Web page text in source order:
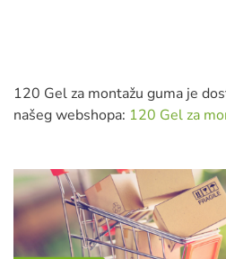
120 Gel za montažu guma je
našeg webshopa: 120 Gel za